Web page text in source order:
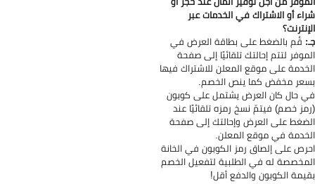
أو الاشتراك في الخدمات عبر
قُم بالضغط على بطاقة العرض في
لتتم إحالتك تلقائيًا إلى صفحة
على موقع المعلن للاشتراك فيها
مخفض كما ينص الخصم.
حال كان العرض يشتمل على كوبون
خصم) فيتمّ نسخ رمزه تلقائيًا عند
على العرض وإحالتك إلى صفحة
في موقع المعلن.
على إلصاق رمز الكوبون في الخانة
له في الطلبية لتفعيل الخصم
الكوبون والدفع أقل!